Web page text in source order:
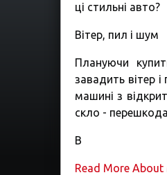
ці стильні авто?
Вітер, пил і шум
Плануючи
завадить вітер
машині з
скло - перешкода
В
Read More About